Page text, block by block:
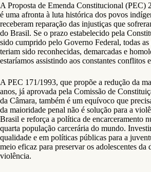
A Proposta de Emenda Constitucional (PEC)
é uma afronta à luta histórica dos povos
receberam reparação das injustiças que
do Brasil. Se o prazo estabelecido pela
sido cumprido pelo Governo Federal, todas as
teriam sido reconhecidas, demarcadas e
estaríamos assistindo aos constantes conflitos
A PEC 171/1993, que propõe a redução da
anos, já aprovada pela Comissão de
da Câmara, também é um equívoco que
da maioridade penal não é solução para a
Brasil e reforça a política de encarceramento
quarta população carcerária do mundo.
qualidade e em políticas públicas para a
meio eficaz para preservar os adolescentes da
violência.